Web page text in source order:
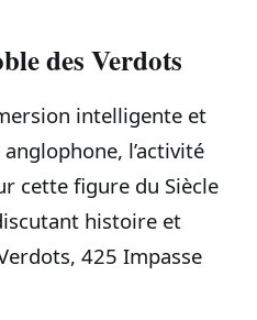
des Verdots
intelligente et
l’activité
cette figure du Siècle
histoire et
425 Impasse